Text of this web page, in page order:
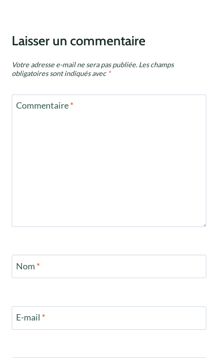
Laisser un commentaire
Votre adresse e-mail ne sera pas publiée. Les champs
obligatoires sont indiqués avec *
Commentaire*
Nom *
E-mail *